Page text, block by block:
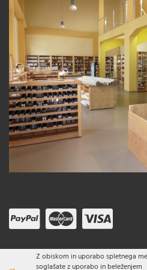
Z obiskom in uporabo spletnega
soglašate z uporabo in beleženjem